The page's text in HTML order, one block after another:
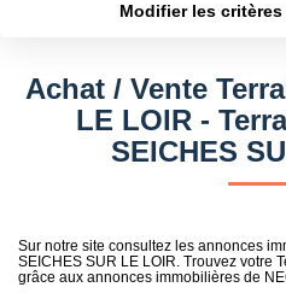
Modifier les
Sélectionnez...
Type de bien
Achat / Vente
LE LOIR -
SEICHES
Sur notre site consultez les annonces
SEICHES SUR LE LOIR. Trouvez votre
grâce aux annonces immobilières de